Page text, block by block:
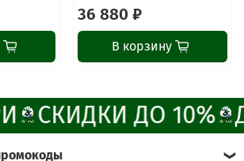
36 880 ₽
В корзину
СКИДКИ ДО 10%
и сервис